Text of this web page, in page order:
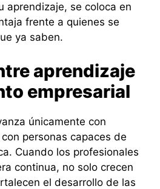
aprendizaje, se coloca en
frente a quienes se
ya saben.
aprendizaje
empresarial
únicamente con
personas capaces de
Cuando los profesionales
continua, no solo crecen
el desarrollo de las